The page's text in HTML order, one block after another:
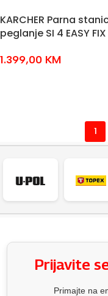
KARCHER Parna
peglanje SI 4 EASY FIX
1.399,00 KM
1
Prijavite
Primajte na